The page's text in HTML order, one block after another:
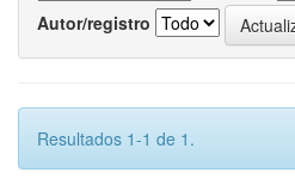
Autor/registro
Resultados 1-1 de 1.